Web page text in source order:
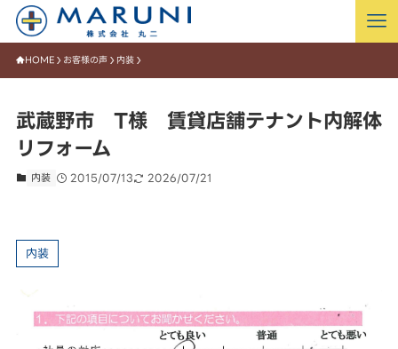
HOME お客様の声 内装
武蔵野市 T様 賃貸店舗テナント内解体
リフォーム
内装 2015/07/13 2026/07/21
内装